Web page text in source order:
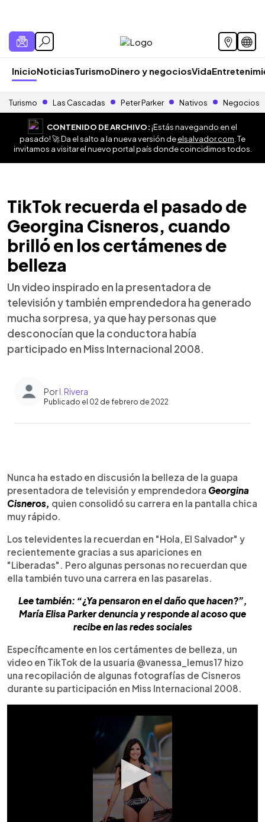
InicioNoticiasTurismoDinero y negociosVida
Turismo Las Cascadas Peter Parker Nativos Negocios
CONTENIDO DE ARCHIVO:¡Estás navegando en el
pasado! 🚀 Da el salto a la nueva versión deelsalvador.com . Te
invitamos a visitar el nuevo portal país donde coincidimos todos.
TikTok recuerda el pasado de
Georgina Cisneros, cuando
brilló en los certámenes de
belleza
Un video inspirado en la presentadora de
televisión y también emprendedora ha generado
mucha sorpresa, ya que hay personas que
desconocían que la conductora había
participado en Miss Internacional 2008.
PorI. Rivera
Publicado el 02 de febrero de 2022
► Escuchar artículo
Nunca ha estado en discusión la belleza de la guapa
presentadora de televisión y emprendedora Georgina
Cisneros, quien consolidó su carrera en la pantalla chica
muy rápido.
Los televidentes la recuerdan en "Hola, El Salvador" y
recientemente gracias a sus apariciones en
"Liberadas". Pero algunas personas no recuerdan que
ella también tuvo una carrera en las pasarelas.
Lee también: “¿Ya pensaron en el daño que hacen?”,
María Elisa Parker denuncia y responde al acoso que
recibe en las redes sociales
Específicamente en los certámentes de belleza, un
video en TikTok de la usuaria @vanessa_lemus17 hizo
una recopilación de algunas fotografías de Cisneros
durante su participación en Miss Internacional 2008.